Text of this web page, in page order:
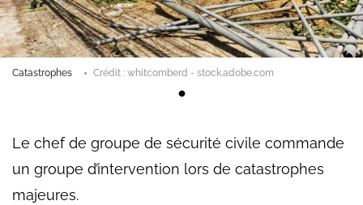
Catastrophes Crédit : whitcomberd - stock.adobe.com
Le chef de groupe de sécurité civile commande
un groupe d’intervention lors de catastrophes
majeures.